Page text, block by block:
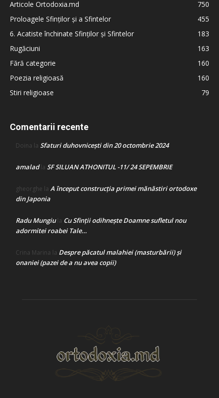
Articole Ortodoxia.md
750
Proloagele Sfinților și a Sfintelor
455
6. Acatiste închinate Sfinților și Sfintelor
183
Rugăciuni
163
Fără categorie
160
Poezia religioasă
160
Stiri religioase
79
Comentarii recente
Doina la Sfaturi duhovnicești din 20 octombrie 2024
amaladla SF SILUAN ATHONITUL -11/ 24 SEPEMBRIE
gheorghe la A început construcţia primei mănăstiri ortodoxe
din Japonia
Radu Mungiula Cu Sfinții odihnește Doamne sufletul nou
adormitei roabei Tale…
Crina Marina la Despre păcatul malahiei (masturbării) şi
onaniei (pazei de a nu avea copii)